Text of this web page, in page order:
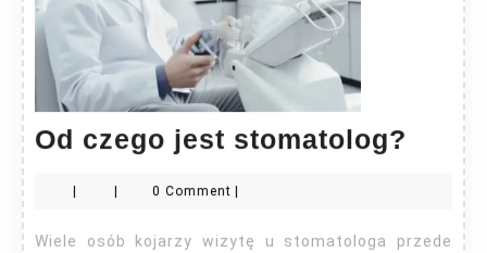
Od czego jest stomatolog?
czego
| | 0 Comment |
Wiele osób kojarzy wizytę u stomatologa przede